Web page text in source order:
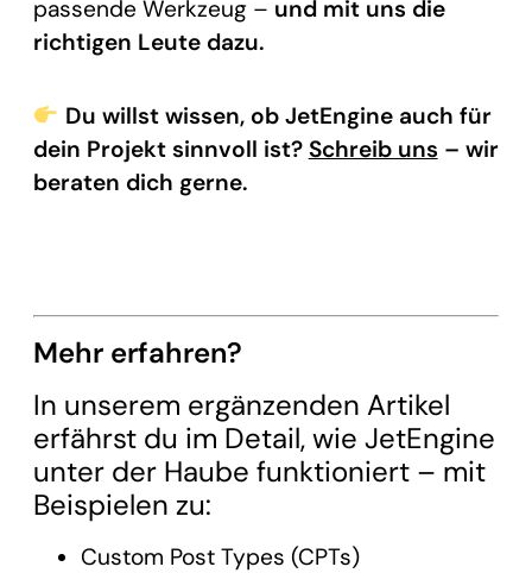
passende Werkzeug – und mit uns die
richtigen Leute dazu.
Du willst wissen, ob JetEngine auch für
dein Projekt sinnvoll ist? Schreib uns – wir
beraten dich gerne.
Mehr erfahren?
In unserem ergänzenden Artikel
erfährst du im Detail, wie JetEngine
unter der Haube funktioniert – mit
Beispielen zu:
Custom Post Types (CPTs)